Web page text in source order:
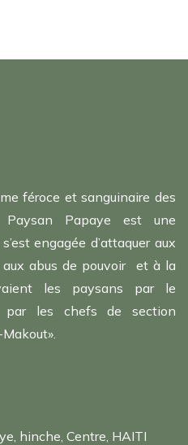
féroce et sanguinaire des
Paysan Papaye est une
engagée d’attaquer aux
abus de pouvoir et à la
les paysans par le
par les chefs de section
hinche, Centre, HAITI